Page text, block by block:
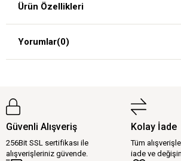
Ürün Özellikleri
Yorumlar(0)
Güvenli Alışveriş
256Bit SSL sertifikası ile
alışverişleriniz güvende.
Kolay İade
Tüm
iade ve